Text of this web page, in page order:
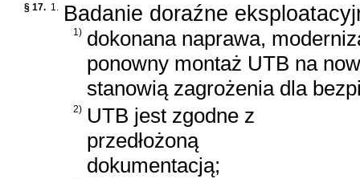
§ 17. 1. Badanie doraźne
1) dokonana naprawa,
ponowny montaż UTB na
stanowią zagrożenia dla
2) UTB jest zgodne z
przedłożoną
dokumentacją;